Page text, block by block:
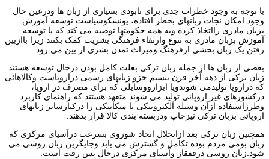
با توجه به وجود خطرات جدی برای نابودی بسیاری از زبان ها ودرعین حال
وجود امکان نجات زبانهای بخطر افتاده، یونسکوسیاست توسعه آموزش
بزبان مادری رااتخاذ کرده وبه همه حکومتها توصیه می کند که با توسعه
آموزش بزبان مادری به تنوع وارتقاء فرهنگی بشریت کمک بکنند زیرا باازبین
رفتن یک زبان بخشی ازفرهنگ ومیراث تمدن بشری از بین می رود.
بعضی از زبان ها از جمله زبان ترکی بعلت کامل بودن درحال توسعه هستند.
زبان ترکی از دهه آخر قرن بیستم جزو زبانهای رسمی دراروپاست وکالاهائی
که دراروپا تولیدمی شوندویا ابزارووسایلی که برای مصرف در اروپا،
درکشورهای غیر اروپائی تولید می شوند متعهد هستند که راهنمای کاربرد
وطرزاستفاده ازآن وسیله الکترونیکی یا میکانیکی را درکنارسایر زبانهای
اروپائی بزبان ترکی نیزچاپ ودربسته بندی کالا قرار بدهند.
همچنین زبان ترکی بعد ازانحلال اتحاد شوروی بسرعت درآسیای مرکزی که
زبان بومی مردم بوده تکامل و گسترش می یابد وجایگزین زبان روسی می
شود.زبان روسی درقفقاز وآسیای مرکزی درحال پس رفت است.